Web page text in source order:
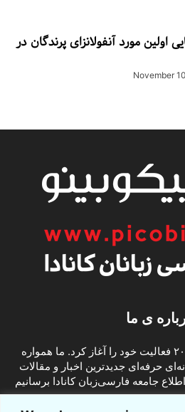
اولین مورد آنفولانزای پرندگان در
November
ی ما
پیکوبینو در ابتدای سال ۲۰۱۶ فعالیت خود را آغاز کرد. ما همواره
حرفه‌ای جدیدترین اخبار و مقالات